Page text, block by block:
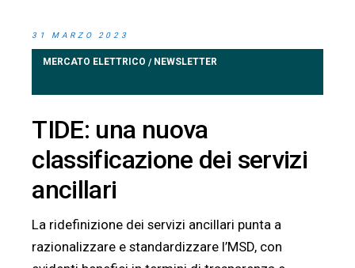
31 MARZO 2023
MERCATO ELETTRICO / NEWSLETTER
TIDE: una nuova
classificazione dei servizi
ancillari
La ridefinizione dei servizi ancillari punta a
razionalizzare e standardizzare l’MSD, con